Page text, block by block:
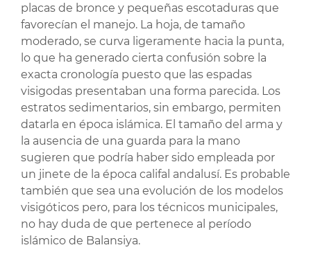
placas de bronce y pequeñas escotaduras que
favorecían el manejo. La hoja, de tamaño
moderado, se curva ligeramente hacia la punta,
lo que ha generado cierta confusión sobre la
exacta cronología puesto que las espadas
visigodas presentaban una forma parecida. Los
estratos sedimentarios, sin embargo, permiten
datarla en época islámica. El tamaño del arma y
la ausencia de una guarda para la mano
sugieren que podría haber sido empleada por
un jinete de la época califal andalusí. Es probable
también que sea una evolución de los modelos
visigóticos pero, para los técnicos municipales,
no hay duda de que pertenece al período
islámico de Balansiya.